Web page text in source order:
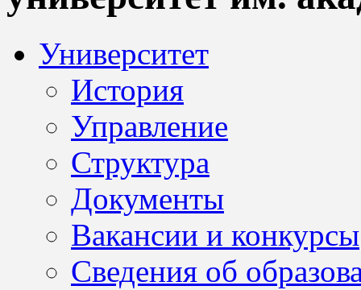
Университет
История
Управление
Структура
Документы
Вакансии и конкурсы
Сведения об